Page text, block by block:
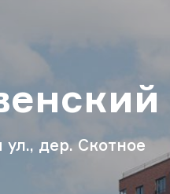
дер. Скотное